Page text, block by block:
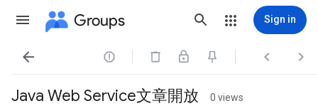
Groups Sign in
   
Java Web Service文章開放 0 views